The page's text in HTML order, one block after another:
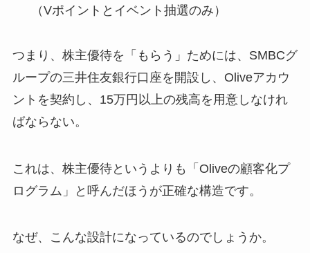
（Vポイントとイベント抽選のみ）
つまり、株主優待を「もらう」ためには、SMBCグ
ループの三井住友銀行口座を開設し、Oliveアカウ
ントを契約し、15万円以上の残高を用意しなけれ
ばならない。
これは、株主優待というよりも「Oliveの顧客化プ
ログラム」と呼んだほうが正確な構造です。
なぜ、こんな設計になっているのでしょうか。